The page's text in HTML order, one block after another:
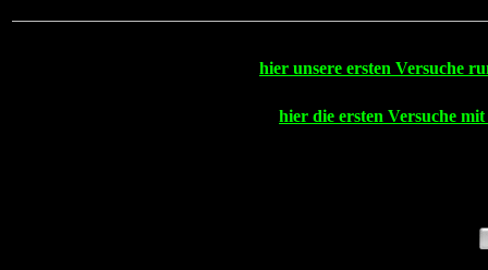
hier unsere ersten Versuche
hier die ersten Versuche